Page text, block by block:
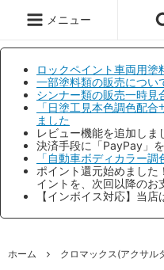
メニュー
ロックペイント車両用塗
一部塗料類の販売につい
シンナー類の販売一時見
「日塗工見本色調色配
ました
レビュー機能を追加しま
決済手段に「PayPay」を
「自動車ボディカラー
ポイント還元始めました
イントを、次回以降のお
【インボイス対応】当
ホーム クロマックス(アクサル